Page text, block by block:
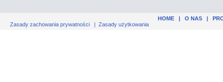
HOME| O NAS|
Zasady zachowania prywatności | Zasady użytkowania